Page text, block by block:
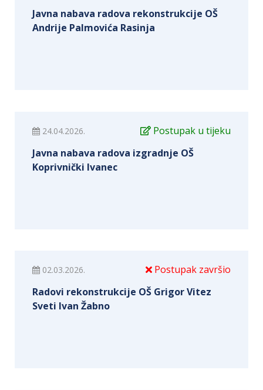
Javna nabava radova rekonstrukcije OŠ
Andrije Palmovića Rasinja
24.04.2026.
Postupak u tijeku
Javna nabava radova izgradnje OŠ
Koprivnički Ivanec
02.03.2026.
Postupak završio
Radovi rekonstrukcije OŠ Grigor Vitez
Sveti Ivan Žabno